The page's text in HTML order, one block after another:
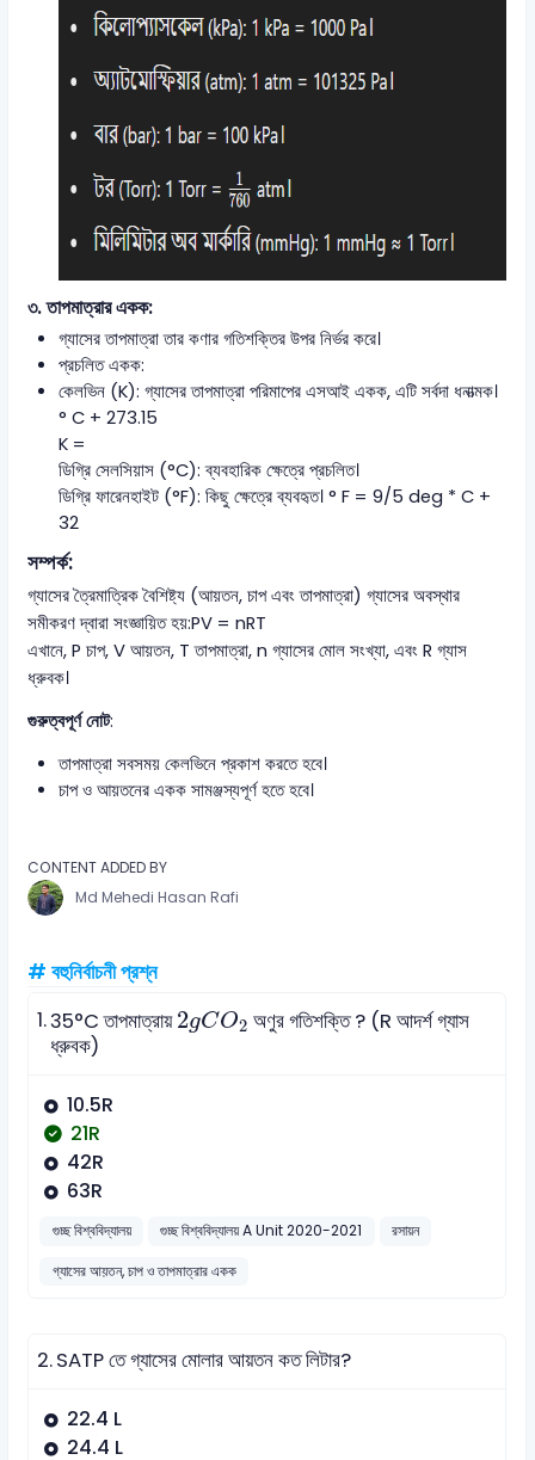
৩.তাপমাত্রার একক:
গ্যাসের তাপমাত্রা তার কণার গতিশক্তির উপর নির্ভর করে।
প্রচলিত একক:
কেলভিন (K): গ্যাসের তাপমাত্রা পরিমাপের এসআই একক, এটি সর্বদা ধনাত্মক।
° C + 273.15
K =
ডিগ্রি সেলসিয়াস (°C): ব্যবহারিক ক্ষেত্রে প্রচলিত।
ডিগ্রি ফারেনহাইট (°F): কিছু ক্ষেত্রে ব্যবহৃত। ° F = 9/5 deg * C +
32
সম্পর্ক:
গ্যাসের ত্রৈমাত্রিক বৈশিষ্ট্য (আয়তন, চাপ এবং তাপমাত্রা) গ্যাসের অবস্থার
সমীকরণ দ্বারা সংজ্ঞায়িত হয়:PV = nRT
এখানে, P চাপ, V আয়তন, T তাপমাত্রা, n গ্যাসের মোল সংখ্যা, এবং R গ্যাস
ধ্রুবক।
গুরুত্বপূর্ণ নোট:
তাপমাত্রা সবসময় কেলভিনে প্রকাশ করতে হবে।
চাপ ও আয়তনের একক সামঞ্জস্যপূর্ণ হতে হবে।
CONTENT ADDED BY
Md Mehedi Hasan Rafi
# বহুনির্বাচনী প্রশ্ন
1.35°C তাপমাত্রায়2gCO2
2gCO 2
অণুর গতিশক্তি ? (R আদর্শ গ্যাস
ধ্রুবক)
10.5R
21R
42R
63R
গুচ্ছ বিশ্ববিদ্যালয় গুচ্ছ বিশ্ববিদ্যালয় A Unit 2020-2021
রসায়ন
গ্যাসের আয়তন, চাপ ও তাপমাত্রার একক
2.SATP তে গ্যাসের মোলার আয়তন কত লিটার?
22.4 L
24.4 L